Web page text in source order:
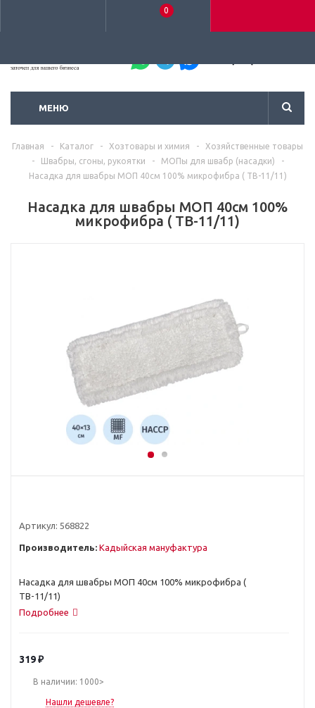
0
МЕНЮ
Главная - Каталог - Хозтовары и химия -
Хозяйственные товары
-
Швабры, сгоны, рукоятки - МОПы для швабр (насадки)
-
Насадка для швабры МОП 40см 100% микрофибра ( ТВ-11/11)
Насадка для швабры МОП 40см 100%
микрофибра ( ТВ-11/11)
Артикул: 568822
Производитель: Кадыйская мануфактура
Насадка для швабры МОП 40см 100% микрофибра (
ТВ-11/11)
Подробнее
319₽
В наличии: 1000>
Нашли дешевле?